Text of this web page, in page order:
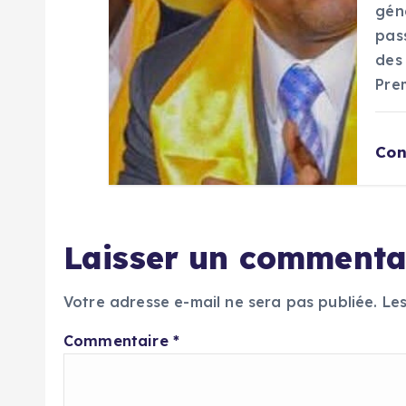
e
des
Laisser un
Votre adresse e-mail ne sera pas publiée.
Commentaire *